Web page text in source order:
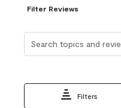
Filter Reviews
Filters